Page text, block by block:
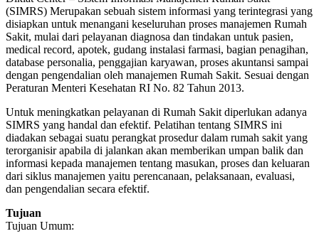
(SIMRS) Merupakan sebuah sistem informasi yang terintegrasi yang
disiapkan untuk menangani keseluruhan proses manajemen Rumah
Sakit, mulai dari pelayanan diagnosa dan tindakan untuk pasien,
medical record, apotek, gudang instalasi farmasi, bagian penagihan,
database personalia, penggajian karyawan, proses akuntansi sampai
dengan pengendalian oleh manajemen Rumah Sakit. Sesuai dengan
Peraturan Menteri Kesehatan RI No. 82 Tahun 2013.
Untuk meningkatkan pelayanan di Rumah Sakit diperlukan adanya
SIMRS yang handal dan efektif. Pelatihan tentang SIMRS ini
diadakan sebagai suatu perangkat prosedur dalam rumah sakit yang
terorganisir apabila di jalankan akan memberikan umpan balik dan
informasi kepada manajemen tentang masukan, proses dan keluaran
dari siklus manajemen yaitu perencanaan, pelaksanaan, evaluasi,
dan pengendalian secara efektif.
Tujuan
Tujuan Umum: